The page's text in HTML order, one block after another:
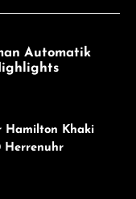
Automatik
Hamilton Khaki
Herrenuhr